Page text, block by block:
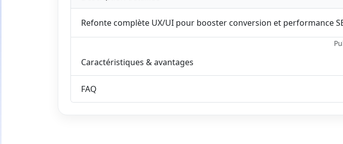
Refonte complète UX/UI pour booster conversion et performance
Caractéristiques & avantages
FAQ